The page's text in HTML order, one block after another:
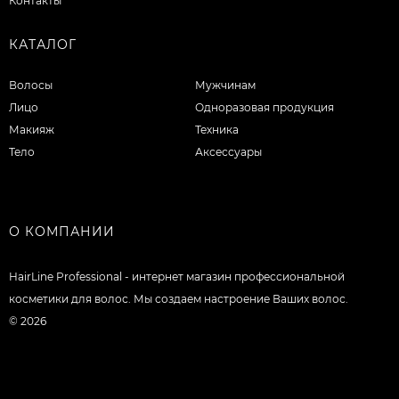
КАТАЛОГ
Волосы
Лицо
Макияж
Тело
Мужчинам
Одноразовая продукция
Техника
Аксессуары
О КОМПАНИИ
HairLine Professional - интернет магазин профессиональной
косметики для волос. Мы создаем настроение Ваших волос.
© 2026